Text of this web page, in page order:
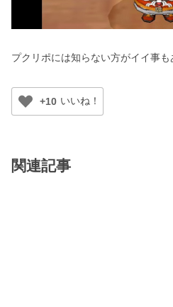
プクリポには知らない方がイイ事も
+10
関連記事